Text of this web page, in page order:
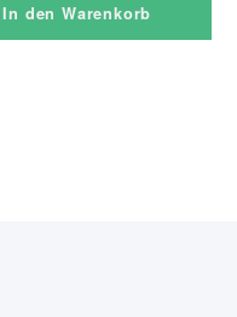
In den Warenkorb